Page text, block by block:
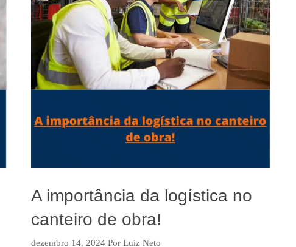
A importância da logística no
canteiro de obra!
dezembro 14, 2024 Por Luiz Neto